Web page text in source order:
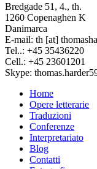
Bredgade 51, 4., th.
1260 Copenaghen K
Danimarca
E-mail: th [at]
Tel..: +45 35436220
Cell.: +45 23601201
Skype:
Footer
menu
Home
Opere letterarie
Traduzioni
Conferenze
Interpretariato
Blog
Contatti